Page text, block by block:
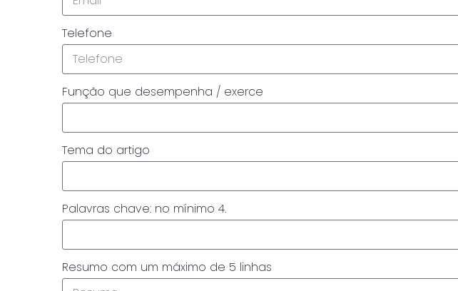
Telefone
Função que desempenha / exerce
Tema do artigo
Palavras chave: no mínimo 4.
Resumo com um máximo de 5 linhas